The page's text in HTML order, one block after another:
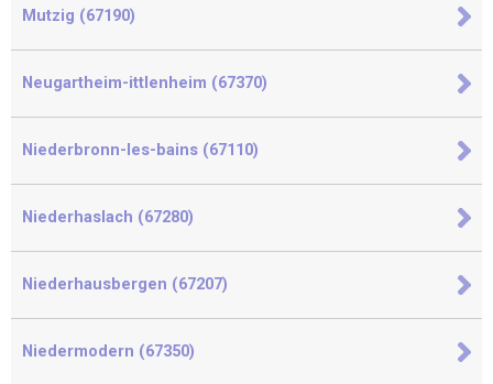
Mutzig (67190)
Neugartheim-ittlenheim (67370)
Niederbronn-les-bains (67110)
Niederhaslach (67280)
Niederhausbergen (67207)
Niedermodern (67350)